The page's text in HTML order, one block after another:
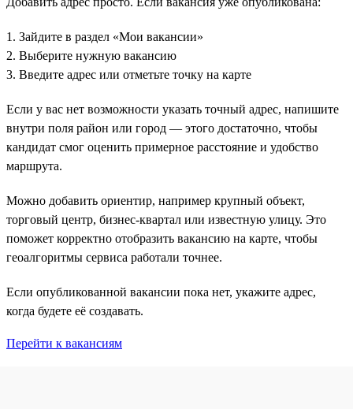
1. Зайдите в раздел «Мои вакансии»
2. Выберите нужную вакансию
3. Введите адрес или отметьте точку на карте
Если у вас нет возможности указать точный адрес, напишите
внутри поля район или город — этого достаточно, чтобы
кандидат смог оценить примерное расстояние и удобство
маршрута.
Можно добавить ориентир, например крупный объект,
торговый центр, бизнес-квартал или известную улицу. Это
поможет корректно отобразить вакансию на карте, чтобы
геоалгоритмы сервиса работали точнее.
Если опубликованной вакансии пока нет, укажите адрес,
когда будете её создавать.
Перейти к вакансиям